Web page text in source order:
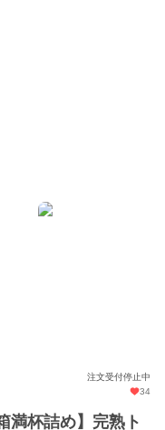
注文受付停止中
34
満杯詰め】完熟ト